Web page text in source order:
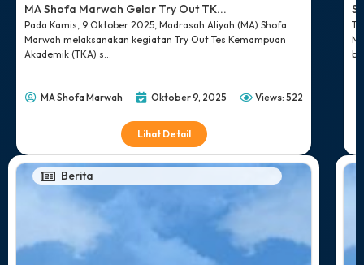
MA Shofa Marwah Gelar Try Out TK...
Pada Kamis, 9 Oktober 2025, Madrasah Aliyah (MA) Shofa
Marwah melaksanakan kegiatan Try Out Tes Kemampuan
Akademik (TKA) s...
MA Shofa Marwah Oktober 9, 2025 Views: 522
Lihat Detail
Berita